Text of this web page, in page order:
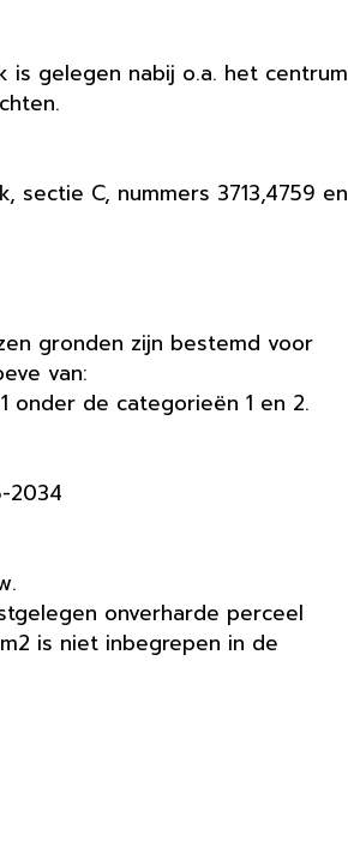
is gelegen nabij o.a. het centrum
sectie C, nummers 3713,4759 en
gronden zijn bestemd voor
van:
onder de categorieën 1 en 2.
2034
onverharde perceel
is niet inbegrepen in de